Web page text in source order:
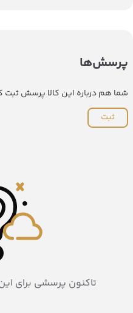
پرسش‌ها
شما هم درباره این کالا پرسش ثبت
ثبت
تاکنون پرسشی برای